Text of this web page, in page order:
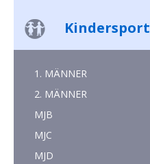
Kindersport
1. MÄNNER
2. MÄNNER
MJB
MJC
MJD